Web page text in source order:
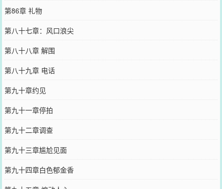
第86章 礼物
第八十七章：风口浪尖
第八十八章 解围
第八十九章 电话
第九十章约见
第九十一章停拍
第九十二章调查
第九十三章尴尬见面
第九十四章白色郁金香